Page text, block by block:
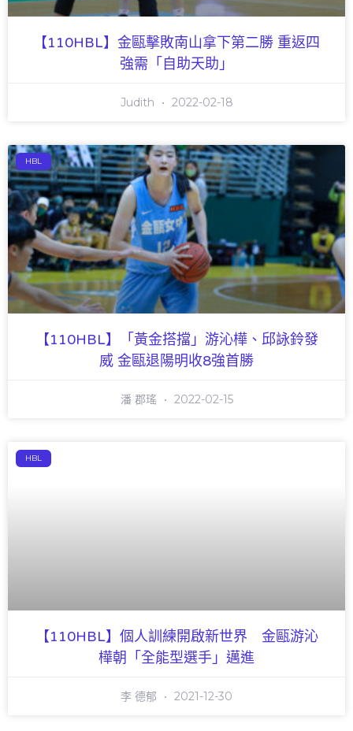
【110HBL】金甌擊敗南山拿下第二勝 重返四
強需「自助天助」
Judith 2022-02-18
HBL
【110HBL】「黃金搭擋」游沁樺、邱詠鈴發
威 金甌退陽明收8強首勝
潘 郡瑤 2022-02-15
HBL
【110HBL】個人訓練開啟新世界 金甌游沁
樺朝「全能型選手」邁進
李 德郁 2021-12-30